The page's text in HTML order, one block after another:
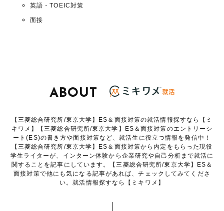
英語・TOEIC対策
面接
ABOUT
【三菱総合研究所/東京大学】ES＆面接対策の就活情報探すなら【ミ
キワメ】【三菱総合研究所/東京大学】ES＆面接対策のエントリーシ
ート(ES)の書き方や面接対策など、就活生に役立つ情報を発信中！
【三菱総合研究所/東京大学】ES＆面接対策から内定をもらった現役
学生ライターが、インターン体験から企業研究や自己分析まで就活に
関することを記事にしています。【三菱総合研究所/東京大学】ES＆
面接対策で他にも気になる記事があれば、チェックしてみてくださ
い。就活情報探すなら【ミキワメ】